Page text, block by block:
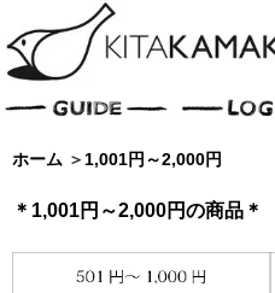
ホーム ＞ 1,001円～2,000円
＊1,001円～2,000円の商品＊